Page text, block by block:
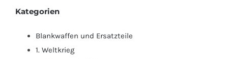
Kategorien
Blankwaffen und Ersatzteile
1. Weltkrieg